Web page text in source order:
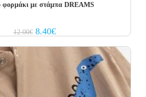
φορμάκι με στάμπα DREAMS
12.00€ Original
price
8.40€Current
price